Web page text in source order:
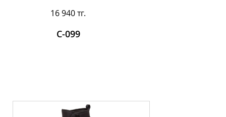
16 940 тг.
С-099